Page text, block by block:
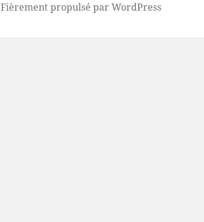
Fièrement propulsé par WordPress